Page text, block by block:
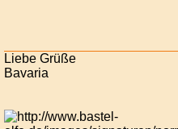
Liebe Grüße
Bavaria